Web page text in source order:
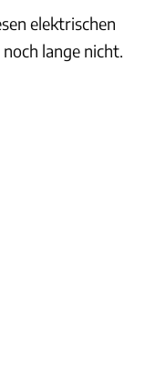
elektrischen
lange nicht.